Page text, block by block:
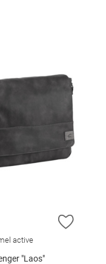
ZUR
active
"Laos"